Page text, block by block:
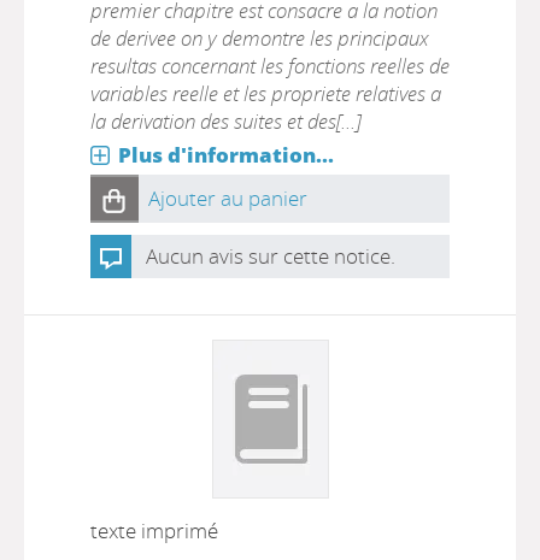
premier chapitre est consacre a la notion
de derivee on y demontre les principaux
resultas concernant les fonctions reelles de
variables reelle et les propriete relatives a
la derivation des suites et des[...]
Plus d'information...
Ajouter au panier
Aucun avis sur cette notice.
texte imprimé